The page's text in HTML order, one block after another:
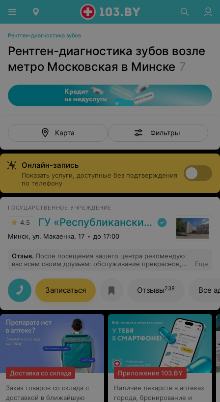
Рентген-диагностика зубов
Рентген-диагностика зубов возле
метро Московская в Минске 7
Карта Фильтры
Онлайн-запись
Показать услуги, доступные без подтверждения
по телефону
ГОСУДАРСТВЕННОЕ УЧРЕЖДЕНИЕ
4.5 ГУ «Республиканский научно-практический центр медицинской экспертизы и реабилитаци»
Минск, ул. Макаенка, 17 до 17:00
Отзыв. После посещения вашего центра рекомендую
вас всем своим друзьям: обслуживание прекрасное,
специалисты!
Еще
Записаться Отзывы238 Все
Доставка со склада
Заказ товаров со склада с
доставкой в ближайшую
Приложение 103.BY
Наличие лекарств в аптеках
города, бронирование и